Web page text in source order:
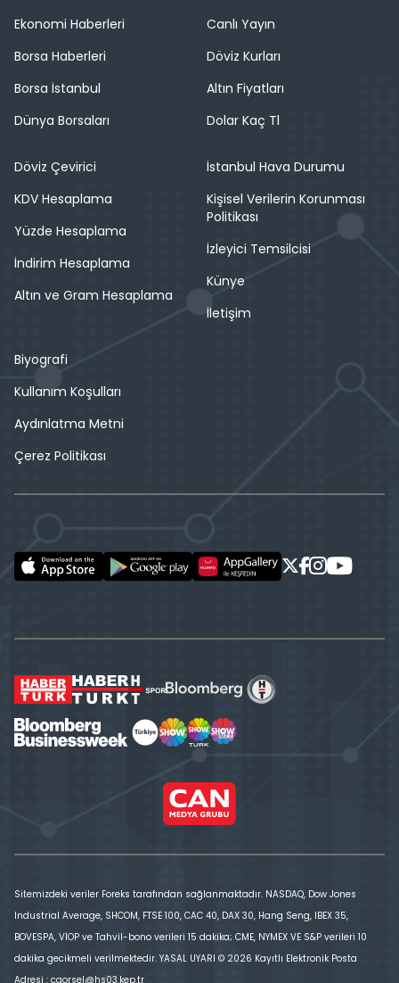
Ekonomi Haberleri
Borsa Haberleri
Borsa İstanbul
Dünya Borsaları
Canlı Yayın
Döviz Kurları
Altın Fiyatları
Dolar Kaç Tl
Döviz Çevirici
KDV Hesaplama
Yüzde Hesaplama
İndirim Hesaplama
Altın ve Gram Hesaplama
İstanbul Hava Durumu
Kişisel Verilerin Korunması
Politikası
İzleyici Temsilcisi
Künye
İletişim
Biyografi
Kullanım Koşulları
Aydınlatma Metni
Çerez Politikası
Sitemizdeki veriler Foreks tarafından sağlanmaktadır. NASDAQ, Dow Jones
Industrial Average, SHCOM, FTSE 100, CAC 40, DAX 30, Hang Seng, IBEX 35,
BOVESPA, VİOP ve Tahvil-bono verileri 15 dakika; CME, NYMEX VE S&P verileri 10
dakika gecikmeli verilmektedir. YASAL UYARI © 2026 Kayıtlı Elektronik Posta
Adresi : cgorsel@hs03.kep.tr